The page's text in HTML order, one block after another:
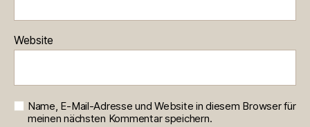
Website
Name, E-Mail-Adresse und Website in diesem Browser für
meinen nächsten Kommentar speichern.